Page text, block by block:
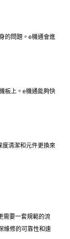
的問題。e機通會進
板上。e機通能夠快
度清潔和元件更換來
需要一套規範的流
維修的可靠性和速